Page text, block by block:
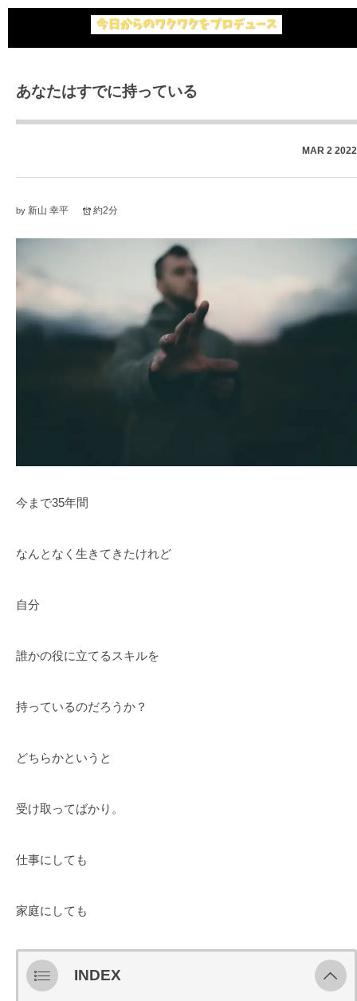
あなたはすでに持っている
MAR 2 2022
by 新山 幸平 約2分
今まで35年間
なんとなく生きてきたけれど
自分
誰かの役に立てるスキルを
持っているのだろうか？
どちらかというと
受け取ってばかり。
仕事にしても
家庭にしても
INDEX